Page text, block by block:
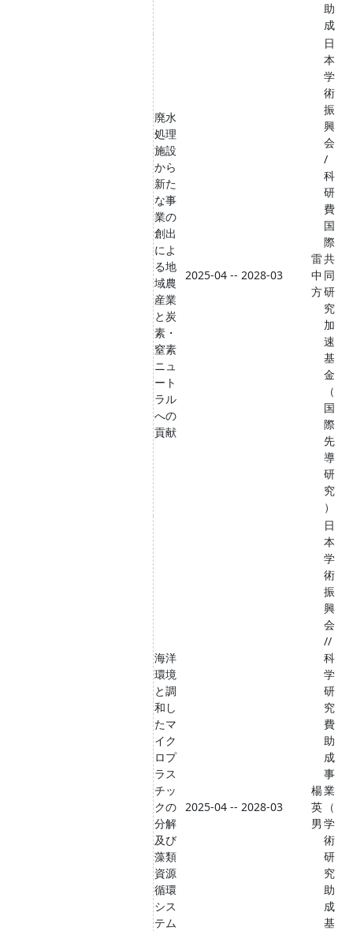
助
成
廃水
処理
施設
から
新た
な事
業の
創出
によ
る地
域農
産業
と炭
素・
窒素
ニュ
ート
ラル
への
貢献
2025-04 -- 2028-03
雷
中
方
日
本
学
術
振
興
会
/
科
研
費
国
際
共
同
研
究
加
速
基
金
（
国
際
先
導
研
究
）
海洋
環境
と調
和し
たマ
イク
ロプ
ラス
チッ
クの
分解
及び
藻類
資源
循環
シス
テム
2025-04 -- 2028-03
楊
英
男
日
本
学
術
振
興
会
//
科
学
研
究
費
助
成
事
業
（
学
術
研
究
助
成
基